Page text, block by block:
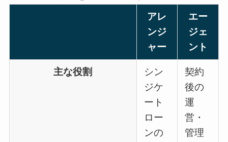
アレ
ンジ
ャー
エー
ジェ
ント
主な役割
シン
ジケ
ート
ロー
ンの
契約
後の
運
営・
管理